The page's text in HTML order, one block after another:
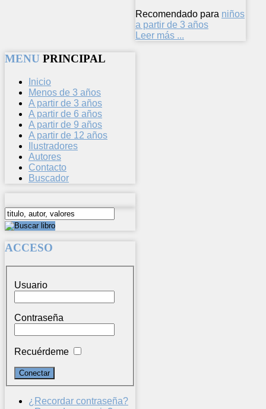
Recomendado para niños
a partir de 3 años
Leer más ...
MENU PRINCIPAL
Inicio
Menos de 3 años
A partir de 3 años
A partir de 6 años
A partir de 9 años
A partir de 12 años
Ilustradores
Autores
Contacto
Buscador
ACCESO
Usuario
Contraseña
Recuérdeme
¿Recordar contraseña?